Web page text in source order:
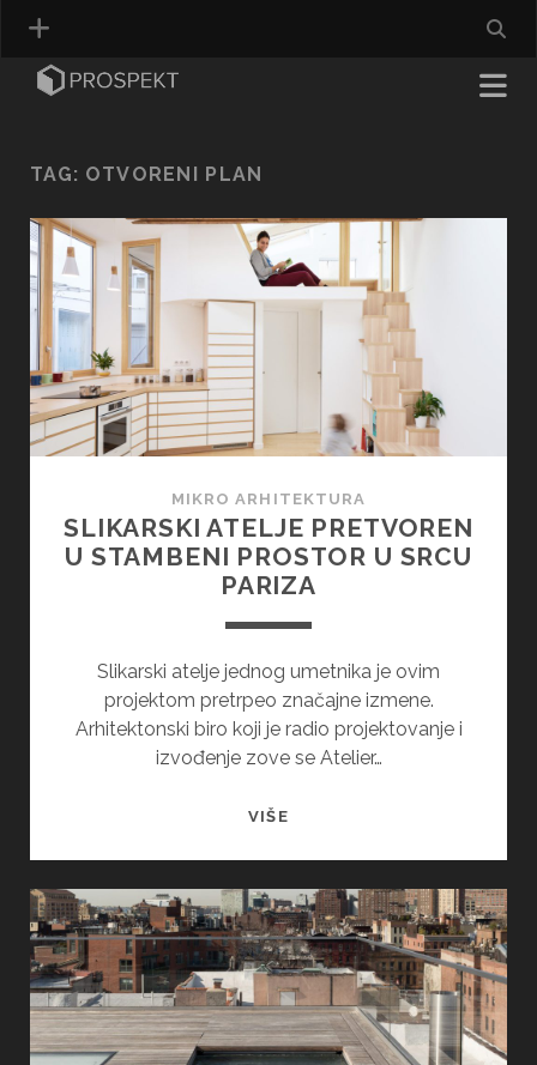
TAG: OTVORENI PLAN
MIKRO ARHITEKTURA
SLIKARSKI ATELJE PRETVOREN
U STAMBENI PROSTOR U SRCU
PARIZA
Slikarski atelje jednog umetnika је ovim
projektom pretrpeo značajne izmene.
Arhitektonski biro koji je radio projektovanjе i
izvođenjе zove se Atelier…
VIŠESLIKARSKI
U
STAMBENI
PROSTOR
U
SRCU
PARIZA